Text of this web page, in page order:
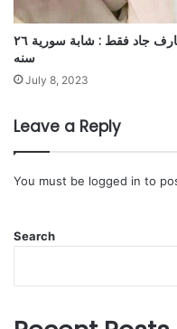
تعارف جاد فقط : شابة سورية ٢٦
سنه
July 8, 2023
Leave a Reply
You must be logged in to
Search